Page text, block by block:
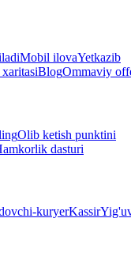
Mobil ilovaYetkazib
BlogOmmaviy
Olib ketish punktini
dasturi
kuryerKassir